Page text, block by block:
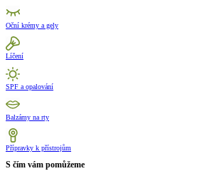
Oční krémy a gely
Líčení
SPF a opalování
Balzámy na rty
Přípravky k přístrojům
S čím vám pomůžeme